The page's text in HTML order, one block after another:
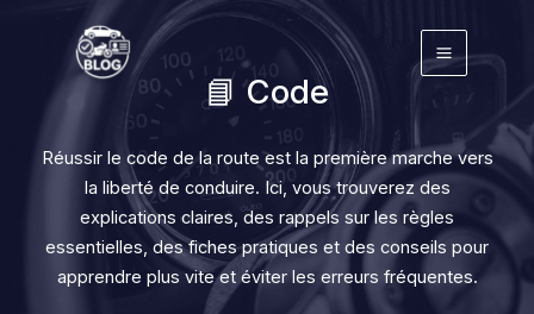
📘 Code
Réussir le code de la route est la première marche vers
la liberté de conduire. Ici, vous trouverez des
explications claires, des rappels sur les règles
essentielles, des fiches pratiques et des conseils pour
apprendre plus vite et éviter les erreurs fréquentes.